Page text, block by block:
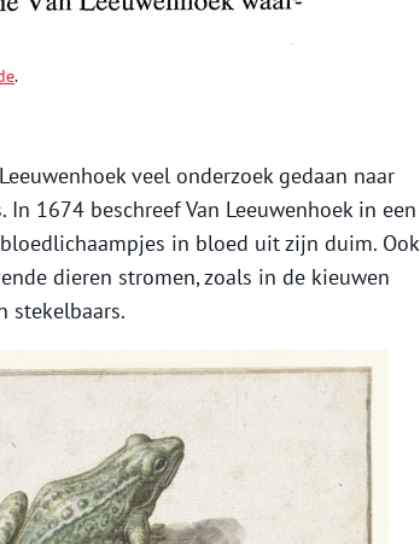
.
veel onderzoek gedaan naar
1674 beschreef Van Leeuwenhoek in een
in bloed uit zijn duim. Ook
dieren stromen, zoals in de kieuwen
stekelbaars.